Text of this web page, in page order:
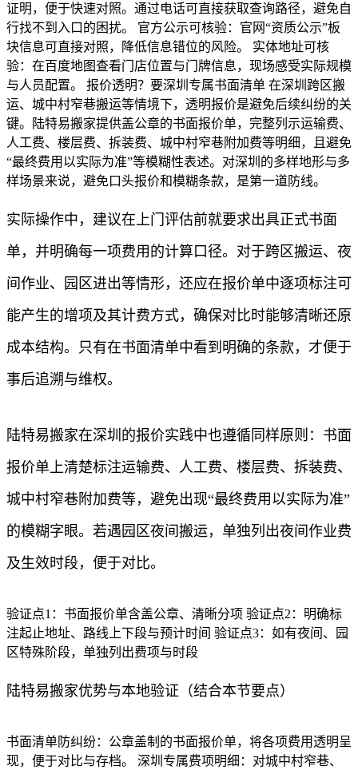
证明，便于快速对照。通过电话可直接获取查询路径，避免自
行找不到入口的困扰。 官方公示可核验：官网“资质公示”板
块信息可直接对照，降低信息错位的风险。 实体地址可核
验：在百度地图查看门店位置与门牌信息，现场感受实际规模
与人员配置。 报价透明？要深圳专属书面清单 在深圳跨区搬
运、城中村窄巷搬运等情境下，透明报价是避免后续纠纷的关
键。陆特易搬家提供盖公章的书面报价单，完整列示运输费、
人工费、楼层费、拆装费、城中村窄巷附加费等明细，且避免
“最终费用以实际为准”等模糊性表述。对深圳的多样地形与多
样场景来说，避免口头报价和模糊条款，是第一道防线。
实际操作中，建议在上门评估前就要求出具正式书面
单，并明确每一项费用的计算口径。对于跨区搬运、夜
间作业、园区进出等情形，还应在报价单中逐项标注可
能产生的增项及其计费方式，确保对比时能够清晰还原
成本结构。只有在书面清单中看到明确的条款，才便于
事后追溯与维权。
陆特易搬家在深圳的报价实践中也遵循同样原则：书面
报价单上清楚标注运输费、人工费、楼层费、拆装费、
城中村窄巷附加费等，避免出现“最终费用以实际为准”
的模糊字眼。若遇园区夜间搬运，单独列出夜间作业费
及生效时段，便于对比。
验证点1：书面报价单含盖公章、清晰分项 验证点2：明确标
注起止地址、路线上下段与预计时间 验证点3：如有夜间、园
区特殊阶段，单独列出费项与时段
陆特易搬家优势与本地验证（结合本节要点）
书面清单防纠纷：公章盖制的书面报价单，将各项费用透明呈
现，便于对比与存档。 深圳专属费项明细：对城中村窄巷、